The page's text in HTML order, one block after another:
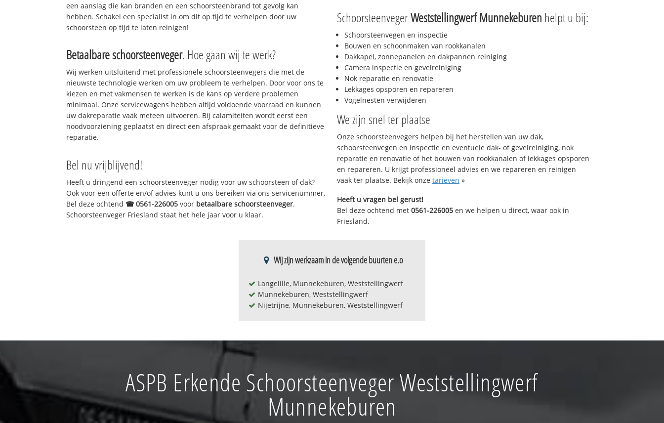
een aanslag die kan branden en een schoorsteenbrand tot gevolg kan
hebben. Schakel een specialist in om dit op tijd te verhelpen door uw
schoorsteen op tijd te laten reinigen!
Betaalbare schoorsteenveger. Hoe gaan wij te werk?
Wij werken uitsluitend met professionele schoorsteenvegers die met de
nieuwste technologie werken om uw probleem te verhelpen. Door voor ons te
kiezen en met vakmensen te werken is de kans op verdere problemen
minimaal. Onze servicewagens hebben altijd voldoende voorraad en kunnen
uw dakreparatie vaak meteen uitvoeren. Bij calamiteiten wordt eerst een
noodvoorziening geplaatst en direct een afspraak gemaakt voor de definitieve
reparatie.
Bel nu vrijblijvend!
Heeft u dringend een schoorsteenveger nodig voor uw schoorsteen of dak?
Ook voor een offerte en/of advies kunt u ons bereiken via ons servicenummer.
Bel deze ochtend ☎0561-226005 voor betaalbare schoorsteenveger.
Schoorsteenveger Friesland staat het hele jaar voor u klaar.
SchoorsteenvegerWeststellingwerf Munnekeburen helpt u bij:
Schoorsteenvegen en inspectie
Bouwen en schoonmaken van rookkanalen
Dakkapel, zonnepanelen en dakpannen reiniging
Camera inspectie en gevelreiniging
Nok reparatie en renovatie
Lekkages opsporen en repareren
Vogelnesten verwijderen
We zijn snel ter plaatse
Onze schoorsteenvegers helpen bij het herstellen van uw dak,
schoorsteenvegen en inspectie en eventuele dak- of gevelreiniging, nok
reparatie en renovatie of het bouwen van rookkanalen of lekkages opsporen
en repareren. U krijgt professioneel advies en we repareren en reinigen
vaak ter plaatse. Bekijk onze tarieven »
Heeft u vragen bel gerust!
Bel deze ochtend met 0561-226005 en we helpen u direct, waar ook in
Friesland.
Wij zijn werkzaam in de volgende buurten e.o
Langelille, Munnekeburen, Weststellingwerf
Munnekeburen, Weststellingwerf
Nijetrijne, Munnekeburen, Weststellingwerf
ASPB Erkende Schoorsteenveger Weststellingwerf
Munnekeburen